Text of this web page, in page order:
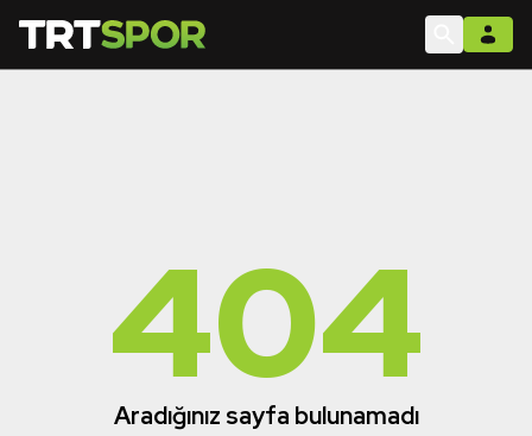
404
Aradığınız sayfa bulunamadı